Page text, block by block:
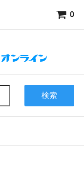
0
検索